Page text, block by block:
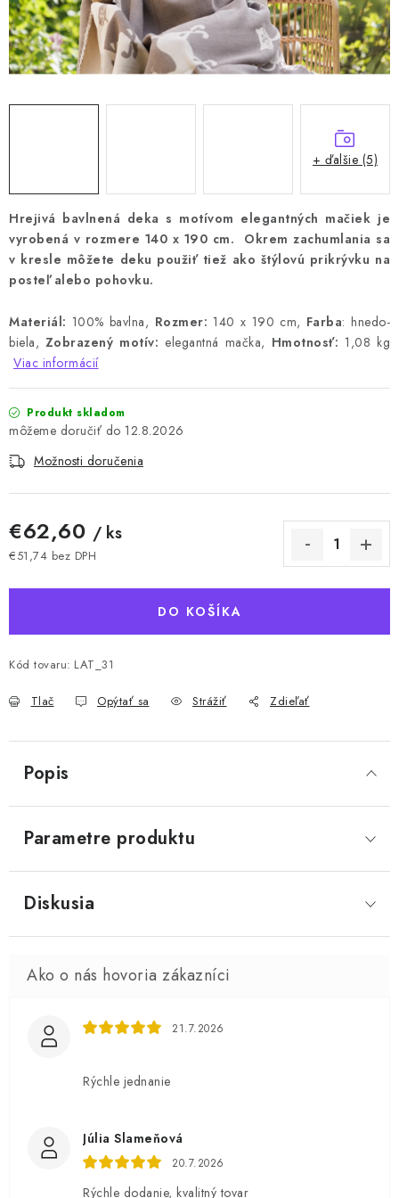
Hrejivá bavlnená deka s motívom elegantných mačiek je
vyrobená v rozmere 140 x 190 cm. Okrem zachumlania sa
v kresle môžete deku použiťtiež ako štýlovú prikrývku na
posteľ alebo pohovku.
Materiál: 100% bavlna, Rozmer: 140 x 190 cm, Farba: hnedo-
biela, Zobrazený motív: elegantná mačka, Hmotnosť: 1,08 kg
Viac informácií
Produkt skladom
12.8.2026
Možnosti doručenia
€62,60 / ks
€51,74 bez DPH
DO KOŠÍKA
Kód tovaru: LAT_31
Tlač Opýtať sa Strážiť Zdieľať
+ ďalšie (5)
Popis
Parametre produktu
Diskusia
21.7.2026
Rýchle jednanie
Júlia Slameňová
20.7.2026
Rýchle dodanie, kvalitný tovar